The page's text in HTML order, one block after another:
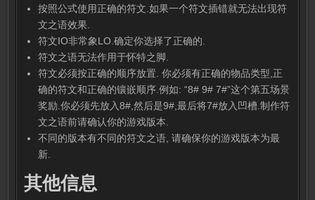
按照公式使用正确的符文.如果一个符文插错就无法出现符
文之语效果.
符文IO非常象LO.确定你选择了正确的.
符文之语无法作用于怀特之脚.
符文必须按正确的顺序放置. 你必须有正确的物品类型,正
确的符文和正确的镶嵌顺序.例如: “8# 9# 7#”这个第五场景
奖励.你必须先放入8#,然后是9#,最后将7#放入凹槽.制作符
文之语前请确认你的游戏版本.
不同的版本有不同的符文之语, 请确保你的游戏版本为最
新.
其他信息